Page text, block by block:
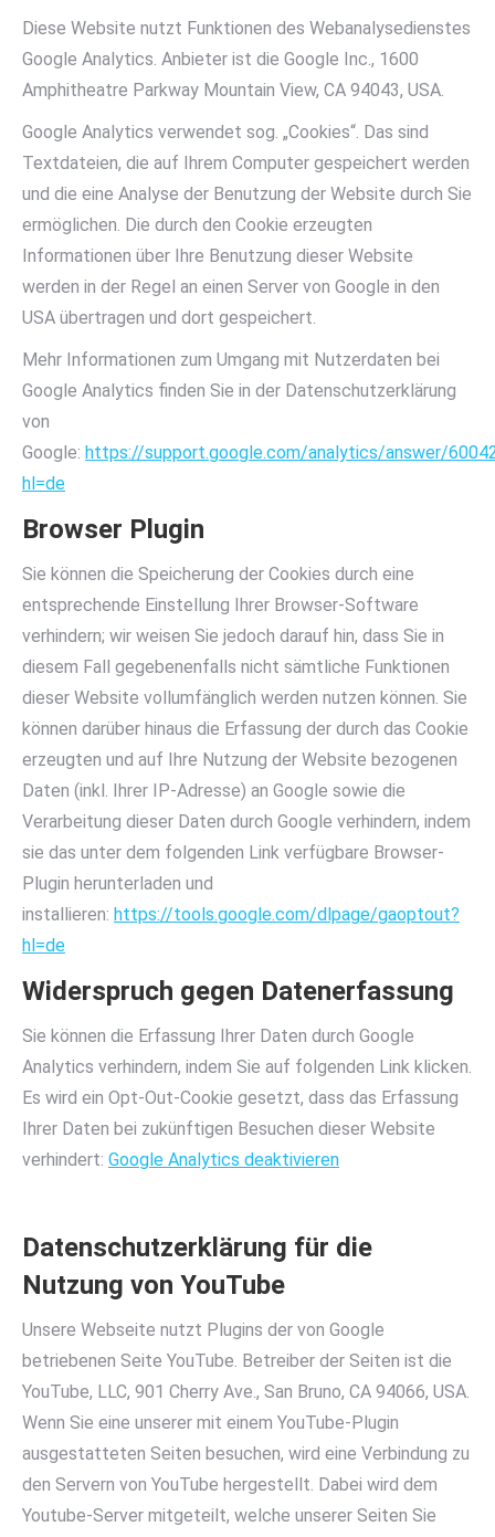
Diese Website nutzt Funktionen des Webanalysedienstes
Google Analytics. Anbieter ist die Google Inc., 1600
Amphitheatre Parkway Mountain View, CA 94043, USA.
Google Analytics verwendet sog. „Cookies“. Das sind
Textdateien, die auf Ihrem Computer gespeichert werden
und die eine Analyse der Benutzung der Website durch Sie
ermöglichen. Die durch den Cookie erzeugten
Informationen über Ihre Benutzung dieser Website
werden in der Regel an einen Server von Google in den
USA übertragen und dort gespeichert.
Mehr Informationen zum Umgang mit Nutzerdaten bei
Google Analytics finden Sie in der Datenschutzerklärung
von
Google: https://support.google.com/analytics/answer/
hl=de
Browser Plugin
Sie können die Speicherung der Cookies durch eine
entsprechende Einstellung Ihrer Browser-Software
verhindern; wir weisen Sie jedoch darauf hin, dass Sie in
diesem Fall gegebenenfalls nicht sämtliche Funktionen
dieser Website vollumfänglich werden nutzen können. Sie
können darüber hinaus die Erfassung der durch das Cookie
erzeugten und auf Ihre Nutzung der Website bezogenen
Daten (inkl. Ihrer IP-Adresse) an Google sowie die
Verarbeitung dieser Daten durch Google verhindern, indem
sie das unter dem folgenden Link verfügbare Browser-
Plugin herunterladen und
installieren: https://tools.google.com/dlpage/gaoptout?
hl=de
Widerspruch gegen Datenerfassung
Sie können die Erfassung Ihrer Daten durch Google
Analytics verhindern, indem Sie auf folgenden Link klicken.
Es wird ein Opt-Out-Cookie gesetzt, dass das Erfassung
Ihrer Daten bei zukünftigen Besuchen dieser Website
verhindert: Google Analytics deaktivieren
Datenschutzerklärung für die
Nutzung von YouTube
Unsere Webseite nutzt Plugins der von Google
betriebenen Seite YouTube. Betreiber der Seiten ist die
YouTube, LLC, 901 Cherry Ave., San Bruno, CA 94066, USA.
Wenn Sie eine unserer mit einem YouTube-Plugin
ausgestatteten Seiten besuchen, wird eine Verbindung zu
den Servern von YouTube hergestellt. Dabei wird dem
Youtube-Server mitgeteilt, welche unserer Seiten Sie